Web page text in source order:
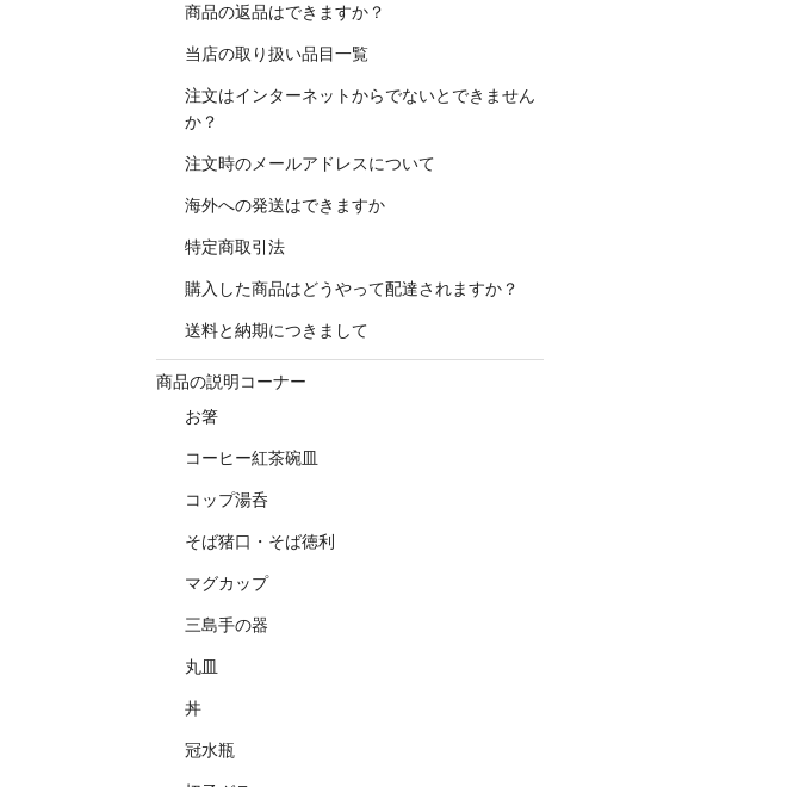
商品の返品はできますか？
当店の取り扱い品目一覧
注文はインターネットからでないとできません
か？
注文時のメールアドレスについて
海外への発送はできますか
特定商取引法
購入した商品はどうやって配達されますか？
送料と納期につきまして
商品の説明コーナー
お箸
コーヒー紅茶碗皿
コップ湯呑
そば猪口・そば徳利
マグカップ
三島手の器
丸皿
丼
冠水瓶